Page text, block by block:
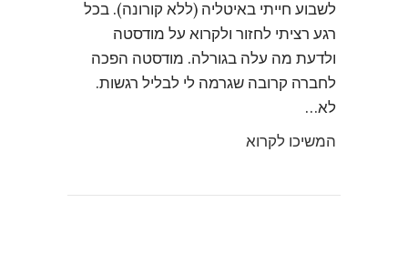
לשבוע חייתי באיטליה (ללא קורונה). בכל
רגע רציתי לחזור ולקרוא על מודסטה
ולדעת מה עלה בגורלה. מודסטה הפכה
לחברה קרובה שגרמה לי לבליל רגשות.
לא…
המשיכו לקרוא